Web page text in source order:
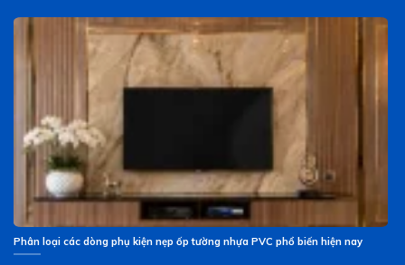
Phân loại các dòng phụ kiện nẹp ốp tường nhựa PVC phổ biến hiện nay